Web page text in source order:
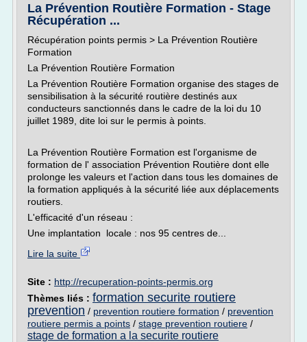
La Prévention Routière Formation - Stage
Récupération ...
Récupération points permis > La Prévention Routière
Formation
La Prévention Routière Formation
La Prévention Routière Formation organise des stages de
sensibilisation à la sécurité routière destinés aux
conducteurs sanctionnés dans le cadre de la loi du 10
juillet 1989, dite loi sur le permis à points.
La Prévention Routière Formation est l'organisme de
formation de l' association Prévention Routière dont elle
prolonge les valeurs et l'action dans tous les domaines de
la formation appliqués à la sécurité liée aux déplacements
routiers.
L'efficacité d'un réseau :
Une implantation locale : nos 95 centres de...
Lire la suite
Site : http://recuperation-points-permis.org
Thèmes liés : formation securite routiere
prevention / prevention routiere formation / prevention
routiere permis a points / stage prevention routiere /
stage de formation a la securite routiere